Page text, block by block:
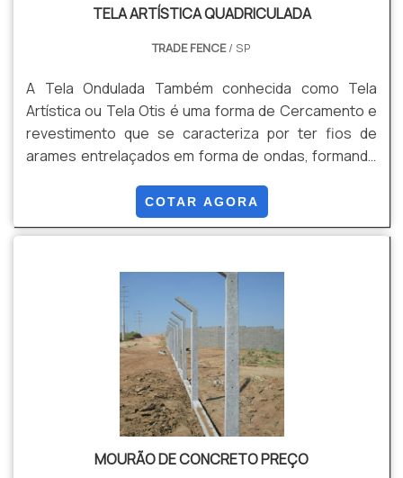
TELA ARTÍSTICA QUADRICULADA
TRADE FENCE/ SP
A Tela Ondulada Também conhecida como Tela
Artística ou Tela Otis é uma forma de Cercamento e
revestimento que se caracteriza por ter fios de
arames entrelaçados em forma de ondas, formando
rolos ou em Painéis, conforme sua necessidade,
evitando perda de produto, e qualidade no
pois produzimos este produto por encomenda sob
medida. Vantagens: Estética, Resistência,
Durabilidade, e Versatilidade, Entre outras.
COTAR AGORA
MOURÃO DE CONCRETO PREÇO